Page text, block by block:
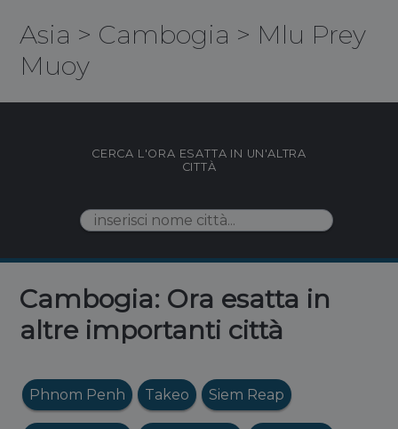
Asia > Cambogia > Mlu Prey
Muoy
CERCA L'ORA ESATTA IN UN'ALTRA
CITTÀ
Cambogia: Ora esatta in
altre importanti città
Phnom Penh Takeo Siem Reap